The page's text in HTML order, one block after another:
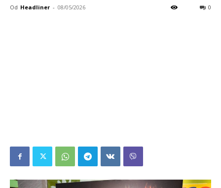
Od Headliner - 08/05/2026 0